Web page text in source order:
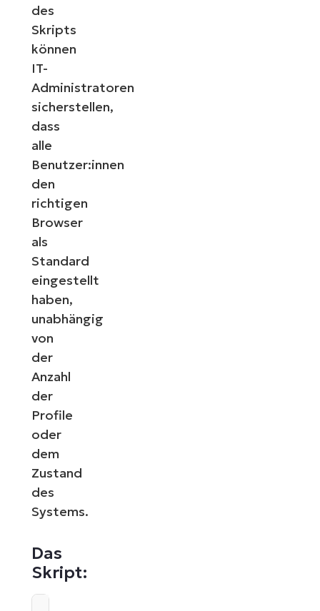
des
Skripts
können
IT-
Administratoren
sicherstellen,
dass
alle
Benutzer:innen
den
richtigen
Browser
als
Standard
eingestellt
haben,
unabhängig
von
der
Anzahl
der
Profile
oder
dem
Zustand
des
Systems.
Das
Skript: